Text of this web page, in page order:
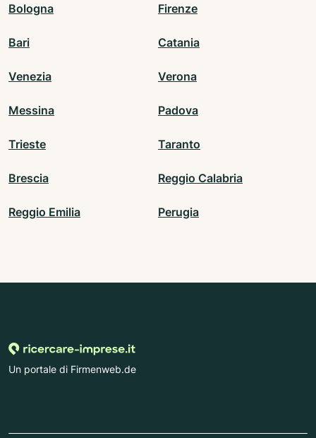
Bologna Firenze
Bari Catania
Venezia Verona
Messina Padova
Trieste Taranto
Brescia Reggio Calabria
Reggio Emilia Perugia
Un portale di Firmenweb.de